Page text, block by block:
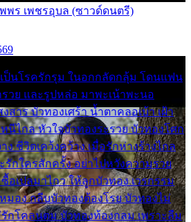
พร เพชรอุบล (ซาวด์ดนตรี)
ป็นโรครักรุม ในอกกลัดกลุ้ม โดนแฟน
วย และรูปหล่อ มาพะเน้าพะนอ
งสาร บัวทองเศร้า น้ำตาคลอเบ้า เฝ้า
นีไกล หัวใจบัวทองระรวย บัวทองโศก
ง ชีวิตเคว้งคว้าง เมื่อรักห่างร้างไกล
กใครสักครั้ง อย่าไปหวังความรวย
อเปลมาไกว ให้ลูกบัวทอง เวรกรรม
มอง กลีบบัวทองต้องโรย บัวทองไม่
กโคลนตม บัวทองท้องกลม เพราะลืม